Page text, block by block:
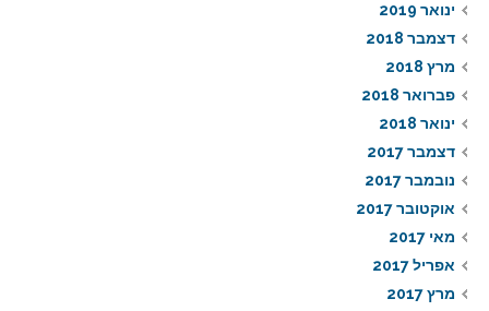
ינואר 2019
דצמבר 2018
מרץ 2018
פברואר 2018
ינואר 2018
דצמבר 2017
נובמבר 2017
אוקטובר 2017
מאי 2017
אפריל 2017
מרץ 2017